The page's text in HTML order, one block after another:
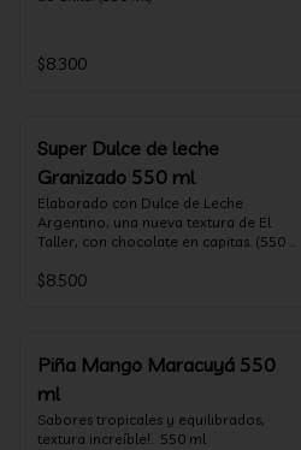
$8.300
Super Dulce de leche
Granizado 550 ml
Elaborado con Dulce de Leche
Argentino, una nueva textura de El
Taller, con chocolate en capitas. (550
$8.500
Piña Mango Maracuyá 550
ml
Sabores tropicales y equilibrados,
textura increíble!.  550 ml